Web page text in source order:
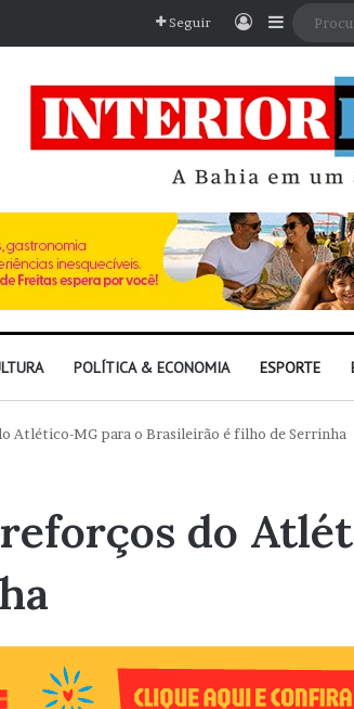
Seguir EntrarBarra
POLÍTICA & ECONOMIA ESPORTE
Atlético-MG para o Brasileirão é filho de Serrinha
do